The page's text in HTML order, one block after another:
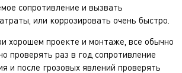
сопротивление и вызвать
или коррозировать очень быстро.
хорошем проекте и монтаже, все обычно
проверять раз в год сопротивление
и после грозовых явлений проверять